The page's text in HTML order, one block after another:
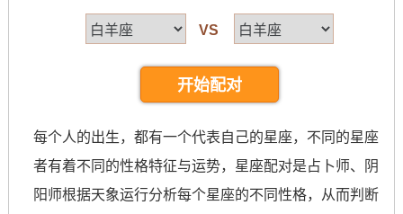
VS
开始配对
每个人的出生，都有一个代表自己的星座，不同的星座
者有着不同的性格特征与运势，星座配对是占卜师、阴
阳师根据天象运行分析每个星座的不同性格，从而判断